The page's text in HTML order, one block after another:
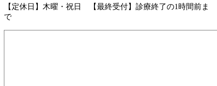
【定休日】木曜・祝日 【最終受付】診療終了の1時間前ま
で